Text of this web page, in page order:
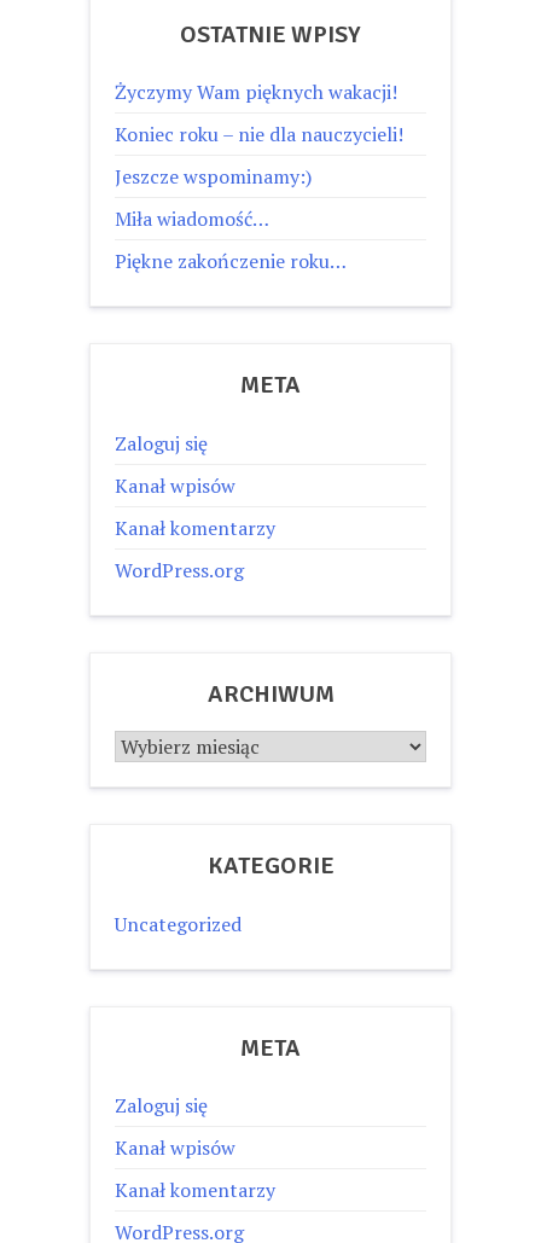
OSTATNIE WPISY
Życzymy Wam pięknych wakacji!
Koniec roku – nie dla nauczycieli!
Jeszcze wspominamy:)
Miła wiadomość…
Piękne zakończenie roku…
META
Zaloguj się
Kanał wpisów
Kanał komentarzy
WordPress.org
ARCHIWUM
Archiwum
KATEGORIE
Uncategorized
META
Zaloguj się
Kanał wpisów
Kanał komentarzy
WordPress.org